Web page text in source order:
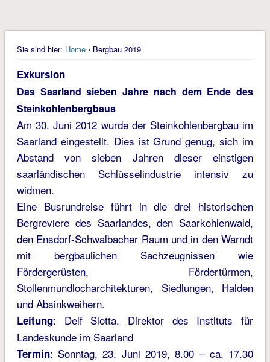
Sie sind hier: Home› Bergbau 2019
Exkursion
Das Saarland sieben Jahre nach dem Ende des
Steinkohlenbergbaus
Am 30. Juni 2012 wurde der Steinkohlenbergbau im
Saarland eingestellt. Dies ist Grund genug, sich im
Abstand von sieben Jahren dieser einstigen
saarländischen Schlüsselindustrie intensiv zu
widmen.
Eine Busrundreise führt in die drei historischen
Bergreviere des Saarlandes, den Saarkohlenwald,
den Ensdorf-Schwalbacher Raum und in den Warndt
mit bergbaulichen Sachzeugnissen wie
Fördergerüsten, Fördertürmen,
Stollenmundlocharchitekturen, Siedlungen, Halden
und Absinkweihern.
Leitung: Delf Slotta, Direktor des Instituts für
Landeskunde im Saarland
Termin: Sonntag, 23. Juni 2019, 8.00 – ca. 17.30